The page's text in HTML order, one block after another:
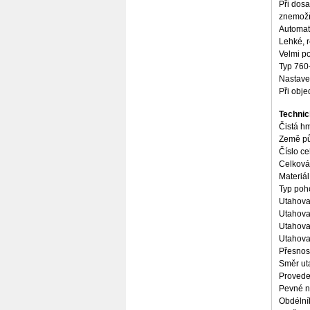
Při
Lehké,
Velmi
Typ
Při
Čistá
Země
Číslo
Typ
Směr
Pevné